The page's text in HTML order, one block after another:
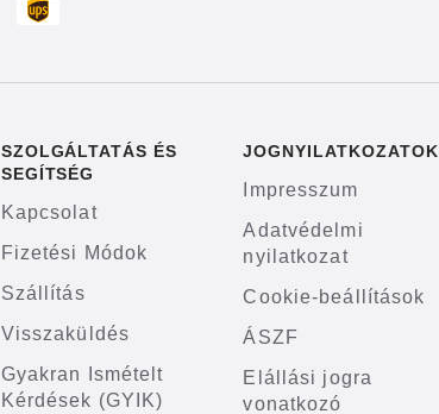
SZOLGÁLTATÁS ÉS
SEGÍTSÉG
Kapcsolat
Fizetési Módok
Szállítás
Visszaküldés
Gyakran Ismételt
Kérdések (GYIK)
JOGNYILATKOZATOK
Impresszum
Adatvédelmi
nyilatkozat
Cookie-beállítások
ÁSZF
Elállási jogra
vonatkozó